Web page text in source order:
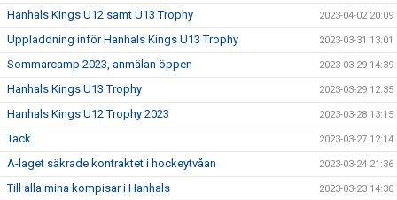
Hanhals Kings U12 samt U13 Trophy 2023-04-02 20:09
Uppladdning inför Hanhals Kings U13 Trophy 2023-03-31 13:01
Sommarcamp 2023, anmälan öppen 2023-03-29 14:39
Hanhals Kings U13 Trophy 2023-03-29 12:35
Hanhals Kings U12 Trophy 2023 2023-03-28 13:15
Tack 2023-03-27 12:14
A-laget säkrade kontraktet i hockeytvåan 2023-03-24 21:36
Till alla mina kompisar i Hanhals 2023-03-23 14:30